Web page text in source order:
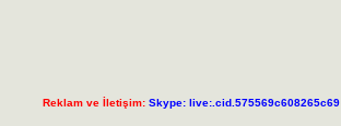
Reklam ve İletişim: Skype: live:.cid.575569c608265c69